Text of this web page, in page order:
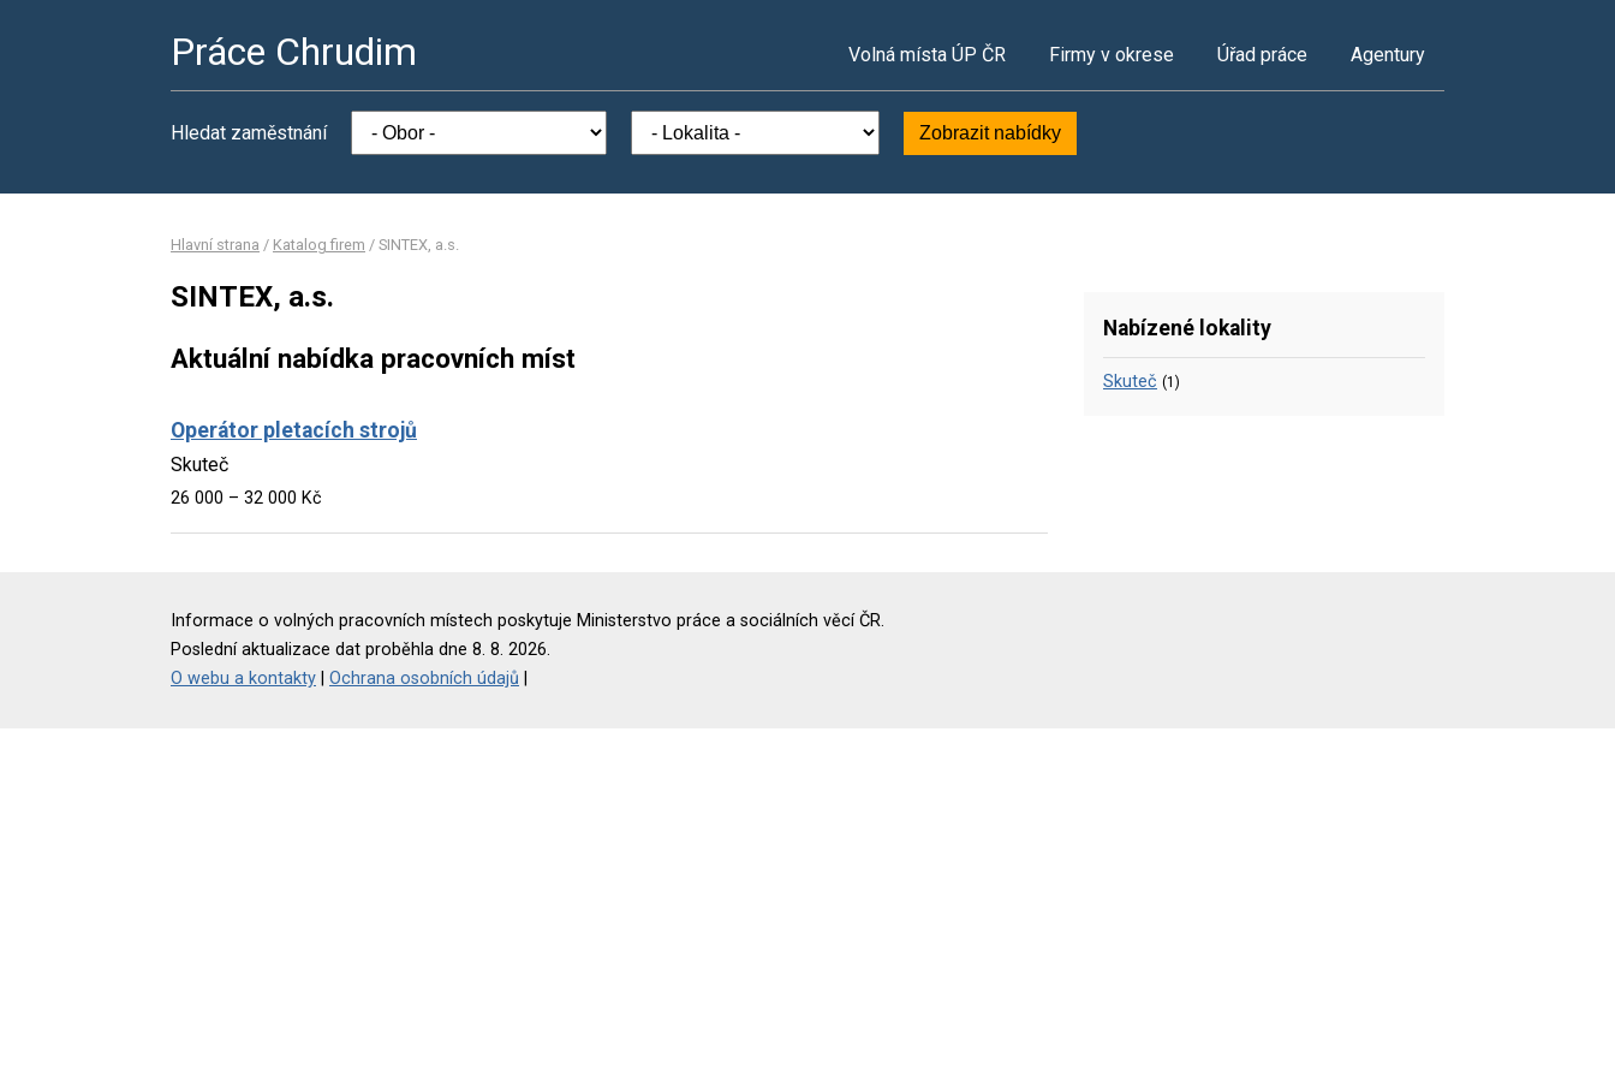
Práce Chrudim Volná místa ÚP ČR Firmy v okrese Úřad práce Agentury
Hledat zaměstnání Zobrazit nabídky
Hlavní strana / Katalog firem / SINTEX, a.s.
SINTEX, a.s.
Aktuální nabídka pracovních míst
Operátor pletacích strojů
Skuteč
26 000 – 32 000 Kč
Nabízené lokality
Skuteč (1)
Informace o volných pracovních místech poskytuje Ministerstvo práce a sociálních věcí ČR.
Poslední aktualizace dat proběhla dne 8. 8. 2026.
O webu a kontakty
Ochrana osobních údajů